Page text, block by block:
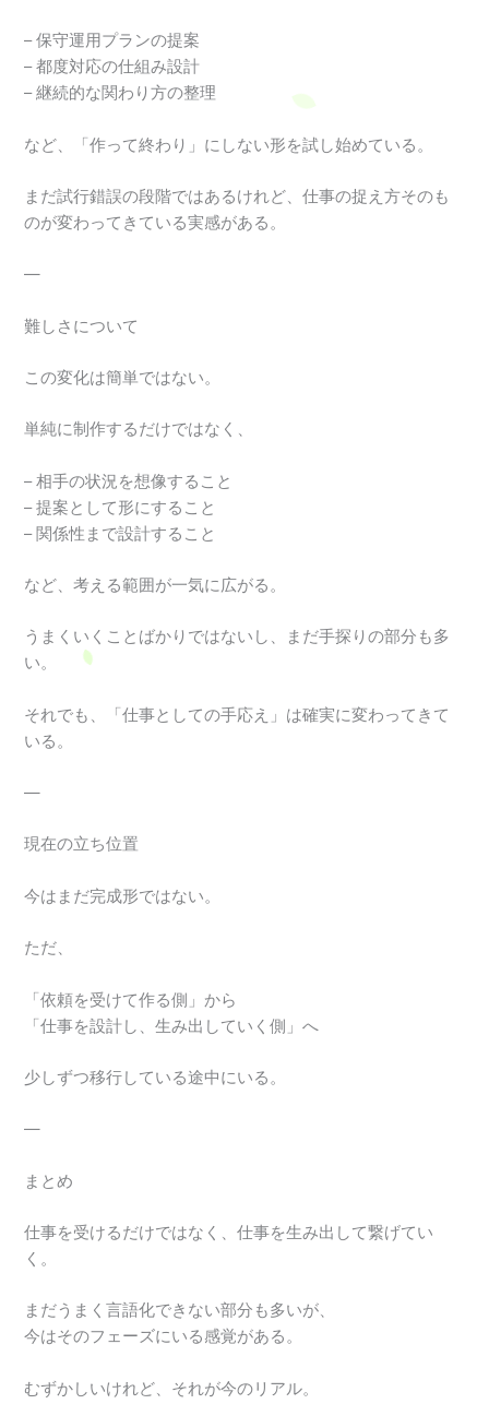
– 保守運用プランの提案
– 都度対応の仕組み設計
– 継続的な関わり方の整理
など、「作って終わり」にしない形を試し始めている。
まだ試行錯誤の段階ではあるけれど、仕事の捉え方そのも
のが変わってきている実感がある。
—
難しさについて
この変化は簡単ではない。
単純に制作するだけではなく、
– 相手の状況を想像すること
– 提案として形にすること
– 関係性まで設計すること
など、考える範囲が一気に広がる。
うまくいくことばかりではないし、まだ手探りの部分も多
い。
それでも、「仕事としての手応え」は確実に変わってきて
いる。
—
現在の立ち位置
今はまだ完成形ではない。
ただ、
「依頼を受けて作る側」から
「仕事を設計し、生み出していく側」へ
少しずつ移行している途中にいる。
—
まとめ
仕事を受けるだけではなく、仕事を生み出して繋げてい
く。
まだうまく言語化できない部分も多いが、
今はそのフェーズにいる感覚がある。
むずかしいけれど、それが今のリアル。